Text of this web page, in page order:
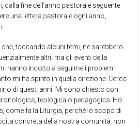
dalla fine dell’anno pastorale seguente
una lettera pastorale ogni anno,
toccando alcuni temi, ne sarebbero
altri, ma gli eventi della
hanno indotto a seguirne i problemi
mi ha spinto in quella direzione. Cerco
di questi anni. Mi sono chiesto con
teologica o pedagogica. Ho
come fa la Liturgia, perché lo scopo di
concreta della nostra comunità, non